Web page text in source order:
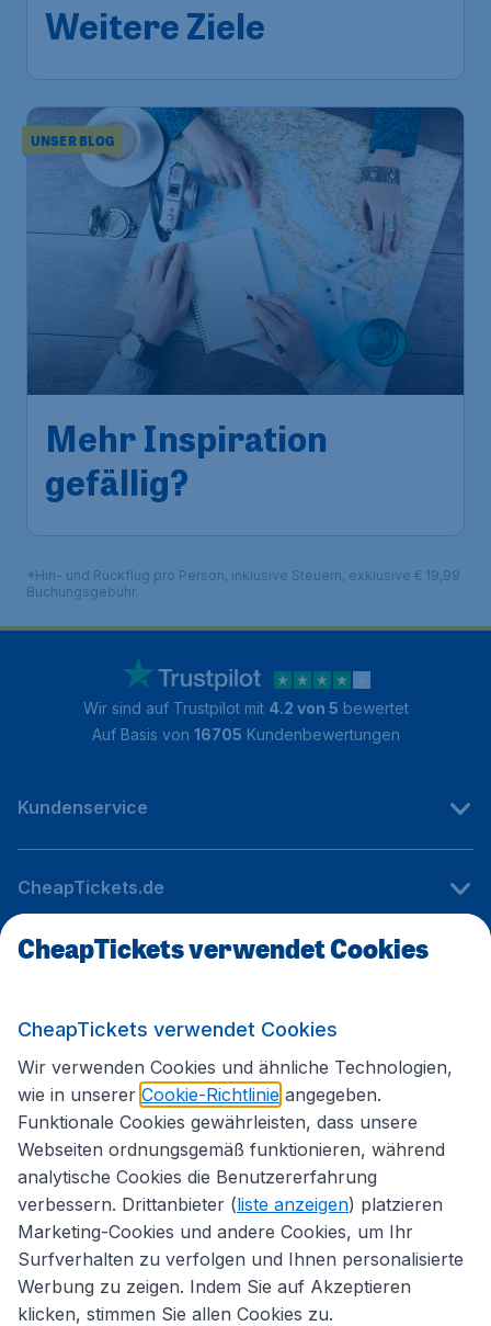
Weitere Ziele
UNSER BLOG
Mehr Inspiration
gefällig?
*Hin- und Rückflug pro Person, inklusive Steuern, exklusive € 19,99
Buchungsgebühr.
Wir sind auf Trustpilot mit 4.2 von 5 bewertet
Auf Basis von 16705 Kundenbewertungen
Kundenservice
CheapTickets.de
Internationale Webseiten
Folgen Sie uns:
CheapTickets verwendet Cookies
CheapTickets verwendet Cookies
Wir verwenden Cookies und ähnliche Technologien,
wie in unserer Cookie-Richtlinie angegeben.
Funktionale Cookies gewährleisten, dass unsere
Webseiten ordnungsgemäß funktionieren, während
analytische Cookies die Benutzererfahrung
verbessern. Drittanbieter (liste anzeigen) platzieren
Marketing-Cookies und andere Cookies, um Ihr
Surfverhalten zu verfolgen und Ihnen personalisierte
Werbung zu zeigen. Indem Sie auf Akzeptieren
klicken, stimmen Sie allen Cookies zu.